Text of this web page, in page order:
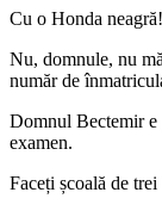
Cu o Honda neagră!
Nu, domnule, nu
număr de
Domnul Bectemir e
examen.
Faceți școală de